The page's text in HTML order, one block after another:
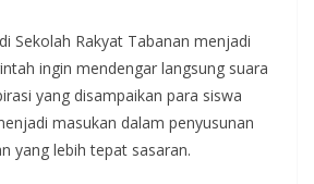
Sekolah Rakyat Tabanan menjadi
ingin mendengar langsung suara
yang disampaikan para siswa
masukan dalam penyusunan
yang lebih tepat sasaran.